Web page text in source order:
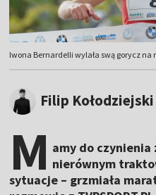
Iwona Bernardelli wylała swą gorycz na
Filip Kołodziejski
M amy do
nierównym
sytuacje – grzmiała